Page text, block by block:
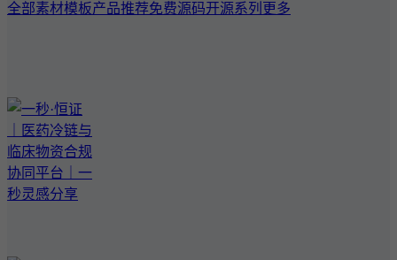
全部素材模板产品推荐免费源码开源系列 更多